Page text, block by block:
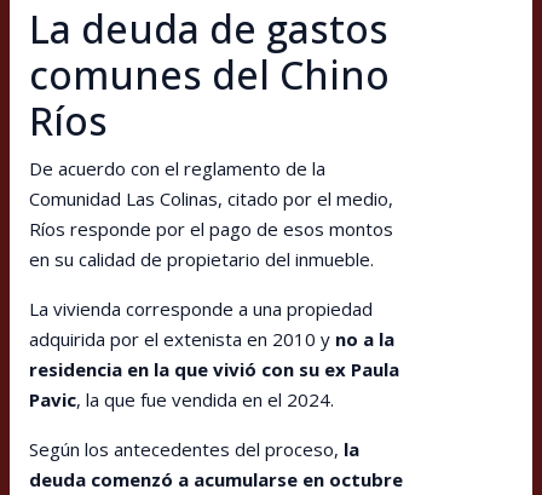
La deuda de gastos
comunes del Chino
Ríos
De acuerdo con el reglamento de la
Comunidad Las Colinas, citado por el medio,
Ríos responde por el pago de esos montos
en su calidad de propietario del inmueble.
La vivienda corresponde a una propiedad
adquirida por el extenista en 2010 y no a la
residencia en la que vivió con su ex Paula
Pavic, la que fue vendida en el 2024.
Según los antecedentes del proceso, la
deuda comenzó a acumularse en octubre